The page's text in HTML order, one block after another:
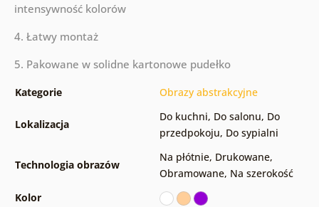
intensywność kolorów
4. Łatwy montaż
5. Pakowane w solidne kartonowe pudełko
Kategorie Obrazy abstrakcyjne
Lokalizacja
Do kuchni, Do salonu, Do
przedpokoju, Do sypialni
Technologia obrazów
Na płótnie, Drukowane,
Obramowane, Na szerokość
Kolor